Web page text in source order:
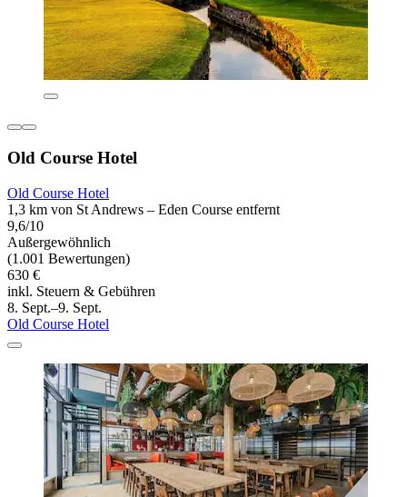
Old Course Hotel
Old Course Hotel
1,3 km von St Andrews – Eden Course entfernt
9,6/10
Außergewöhnlich
(1.001 Bewertungen)
630 €
inkl. Steuern & Gebühren
8. Sept.–9. Sept.
Old Course Hotel